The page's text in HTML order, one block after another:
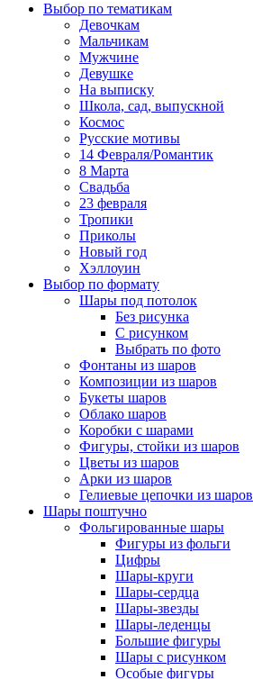
Выбор по тематикам
Девочкам
Мальчикам
Мужчине
Девушке
На выписку
Школа, сад, выпускной
Космос
Русские мотивы
14 Февраля/Романтик
8 Марта
Свадьба
23 февраля
Тропики
Приколы
Новый год
Хэллоуин
Выбор по формату
Шары под потолок
Без рисунка
С рисунком
Выбрать по фото
Фонтаны из шаров
Композиции из шаров
Букеты шаров
Облако шаров
Коробки с шарами
Фигуры, стойки из шаров
Цветы из шаров
Арки из шаров
Гелиевые цепочки из шаров
Шары поштучно
Фольгированные шары
Фигуры из фольги
Цифры
Шары-круги
Шары-сердца
Шары-звезды
Шары-леденцы
Большие фигуры
Шары с рисунком
Особые фигуры